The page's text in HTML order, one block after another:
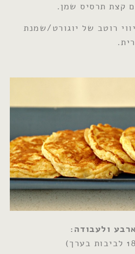
קצת תרסיס שמן.
רוטב של יוגורט/שמנת
ולעבודה: